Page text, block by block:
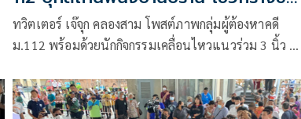
ขู่จนท.
ทวิตเตอร์ เจ๊จุก คลองสาม โพสต์ภาพกลุ่มผู้ต้องหาคดี
ม.112 พร้อมด้วยนักกิจกรรมเคลื่อนไหวแนวร่วม 3 นิ้ว ได้
เยาวชนหญิงบ้านปรานี เรียกร้องให้ปล่อยตัว “หยก” ผู้
ต้องหาคดี 112